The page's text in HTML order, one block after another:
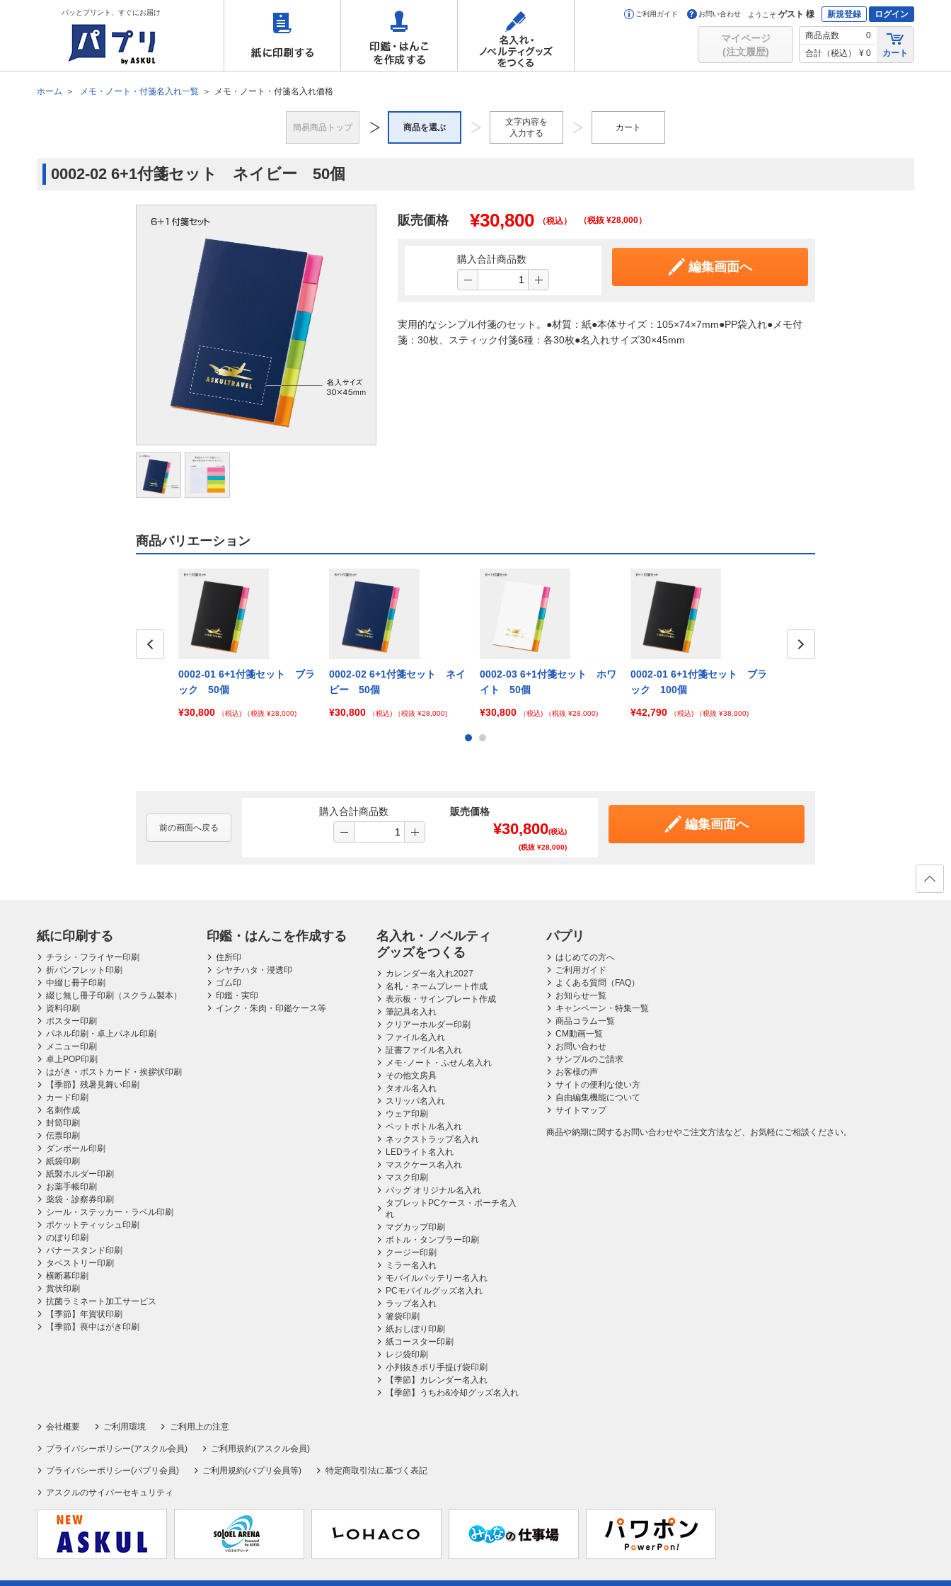
パッとプリント、すぐにお届け ご利用ガイド お問い合わせ ようこそ ゲスト 様 新規登録 ログイン
マイページ
(注文履歴)
商品点数
0
合計（税込）
¥ 0 カート
ホーム メモ・ノート・付箋名入れ一覧 メモ・ノート・付箋名入れ価格
簡易商品トップ 商品を選ぶ
文字内容を
入力する
カート
0002-02 6+1付箋セット ネイビー 50個
販売価格 ¥30,800 （税込） （税抜 ¥28,000）
購入合計商品数
編集画面へ
実用的なシンプル付箋のセット。●材質：紙●本体サイズ：105×74×7mm●PP袋入れ●メモ付
箋：30枚、スティック付箋6種：各30枚●名入れサイズ30×45mm
商品バリエーション
0002-01 6+1付箋セット ブラ
ック 50個
¥30,800
（税込) （税抜 ¥28,000)
0002-02 6+1付箋セット ネイ
ビー 50個
¥30,800
（税込) （税抜 ¥28,000)
0002-03 6+1付箋セット ホワ
イト 50個
¥30,800
（税込) （税抜 ¥28,000)
0002-01 6+1付箋セット ブラ
ック 100個
¥42,790
（税込) （税抜 ¥38,900)
前の画面へ戻る
購入合計商品数 販売価格
¥30,800(税込)
(税抜 ¥28,000)
編集画面へ
紙に印刷する
チラシ・フライヤー印刷
折パンフレット印刷
中綴じ冊子印刷
綴じ無し冊子印刷（スクラム製本）
資料印刷
ポスター印刷
パネル印刷・卓上パネル印刷
メニュー印刷
卓上POP印刷
はがき・ポストカード・挨拶状印刷
【季節】残暑見舞い印刷
カード印刷
名刺作成
封筒印刷
伝票印刷
ダンボール印刷
紙袋印刷
紙製ホルダー印刷
お薬手帳印刷
薬袋・診察券印刷
シール・ステッカー・ラベル印刷
ポケットティッシュ印刷
のぼり印刷
バナースタンド印刷
タペストリー印刷
横断幕印刷
賞状印刷
抗菌ラミネート加工サービス
【季節】年賀状印刷
【季節】喪中はがき印刷
印鑑・はんこを作成する
住所印
シヤチハタ・浸透印
ゴム印
印鑑・実印
インク・朱肉・印鑑ケース等
名入れ・ノベルティ
グッズをつくる
カレンダー名入れ2027
名札・ネームプレート作成
表示板・サインプレート作成
筆記具名入れ
クリアーホルダー印刷
ファイル名入れ
証書ファイル名入れ
メモ･ノート・ふせん名入れ
その他文房具
タオル名入れ
スリッパ名入れ
ウェア印刷
ペットボトル名入れ
ネックストラップ名入れ
LEDライト名入れ
マスクケース名入れ
マスク印刷
バッグ オリジナル名入れ
タブレットPCケース・ポーチ名入
れ
マグカップ印刷
ボトル・タンブラー印刷
クージー印刷
ミラー名入れ
モバイルバッテリー名入れ
PCモバイルグッズ名入れ
ラップ名入れ
箸袋印刷
紙おしぼり印刷
紙コースター印刷
レジ袋印刷
小判抜きポリ手提げ袋印刷
【季節】カレンダー名入れ
【季節】うちわ&冷却グッズ名入れ
パプリ
はじめての方へ
ご利用ガイド
よくある質問（FAQ）
お知らせ一覧
キャンペーン・特集一覧
商品コラム一覧
CM動画一覧
お問い合わせ
サンプルのご請求
お客様の声
サイトの便利な使い方
自由編集機能について
サイトマップ
商品や納期に関するお問い合わせやご注文方法など、お気軽にご相談ください。
会社概要 ご利用環境 ご利用上の注意
プライバシーポリシー(アスクル会員) ご利用規約(アスクル会員)
プライバシーポリシー(パプリ会員) ご利用規約(パプリ会員等) 特定商取引法に基づく表記
アスクルのサイバーセキュリティ